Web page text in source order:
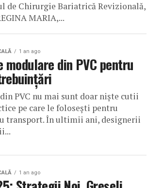
de Chirurgie Bariatrică Revizională,
MARIA,...
1 an ago
modulare din PVC pentru
PVC nu mai sunt doar niște cutii
pe care le folosești pentru
transport. În ultimii ani, designerii
1 an ago